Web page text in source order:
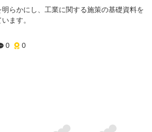
らかにし、工業に関する施策の基礎資料を
ます。
0 0